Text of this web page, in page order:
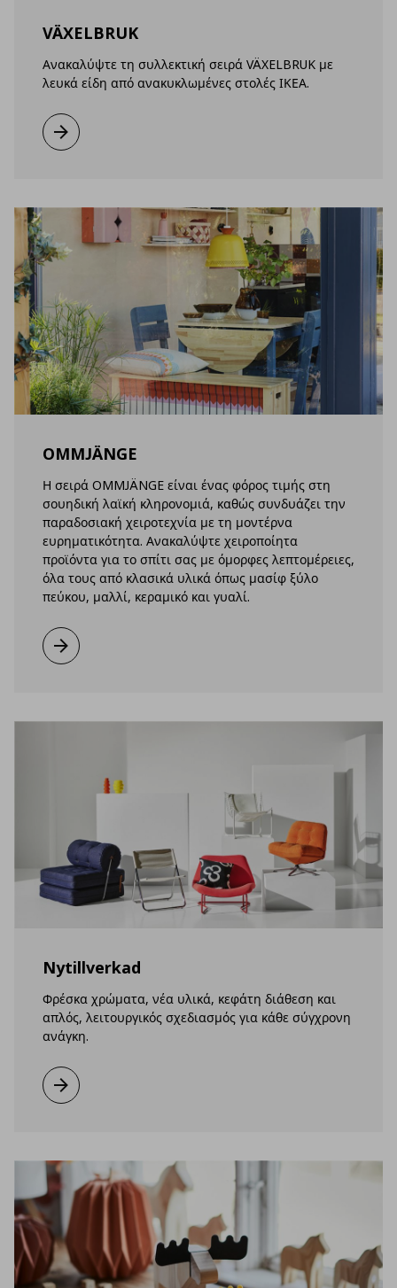
VÄXELBRUK
Ανακαλύψτε τη συλλεκτική σειρά VÄXELBRUK με
λευκά είδη από ανακυκλωμένες στολές ΙΚΕΑ.
Μάθετε περισσότερα
OMMJÄNGE
Η σειρά OMMJÄNGE είναι ένας φόρος τιμής στη
σουηδική λαϊκή κληρονομιά, καθώς συνδυάζει την
παραδοσιακή χειροτεχνία με τη μοντέρνα
ευρηματικότητα. Ανακαλύψτε χειροποίητα
προϊόντα για το σπίτι σας με όμορφες λεπτομέρειες,
όλα τους από κλασικά υλικά όπως μασίφ ξύλο
πεύκου, μαλλί, κεραμικό και γυαλί.
Μάθετε περισσότερα
Nytillverkad
Φρέσκα χρώματα, νέα υλικά, κεφάτη διάθεση και
απλός, λειτουργικός σχεδιασμός για κάθε σύγχρονη
ανάγκη.
Μάθετε περισσότερα